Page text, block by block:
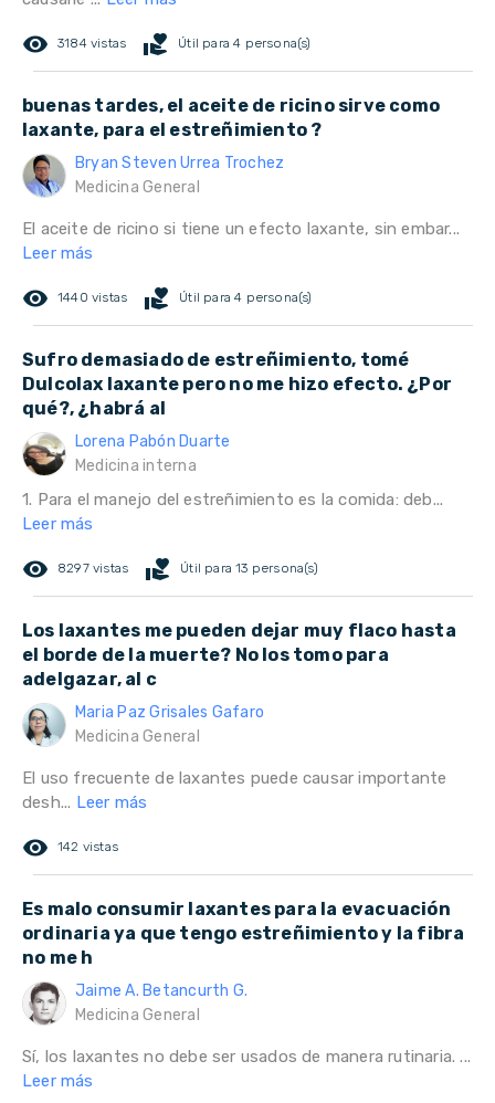
remove_red_eye 3184 vistas volunteer_activism Útil para 4 persona(s)
buenas tardes, el aceite de ricino sirve como
laxante, para el estreñimiento ?
Bryan Steven Urrea Trochez
Medicina General
El aceite de ricino si tiene un efecto laxante, sin embar...
Leer más
remove_red_eye 1440 vistas volunteer_activism Útil para 4 persona(s)
Sufro demasiado de estreñimiento, tomé
Dulcolax laxante pero no me hizo efecto. ¿Por
qué?, ¿habrá al
Lorena Pabón Duarte
Medicina interna
1. Para el manejo del estreñimiento es la comida: deb...
Leer más
remove_red_eye 8297 vistas volunteer_activism Útil para 13 persona(s)
Los laxantes me pueden dejar muy flaco hasta
el borde de la muerte? No los tomo para
adelgazar, al c
Maria Paz Grisales Gafaro
Medicina General
El uso frecuente de laxantes puede causar importante
desh... Leer más
remove_red_eye 142 vistas
Es malo consumir laxantes para la evacuación
ordinaria ya que tengo estreñimiento y la fibra
no me h
Jaime A. Betancurth G.
Medicina General
Sí, los laxantes no debe ser usados de manera rutinaria. ...
Leer más